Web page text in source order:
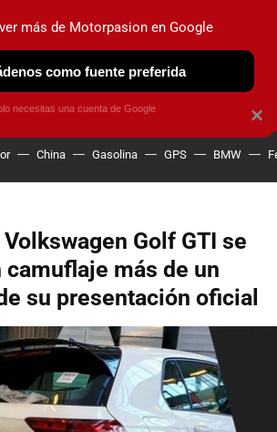
ELÉCTRICOS OBSERVATORIO
China Gasolina GPS BMW
Volkswagen Golf GTI se
más de un
su presentación oficial
×
más de Motorpasion en Google
como fuente preferida
necesitas una cuenta de Google